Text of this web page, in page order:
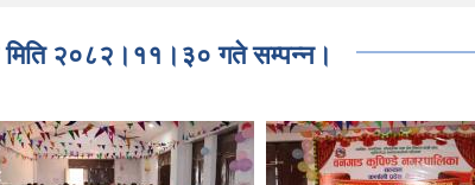
मिति २०८२।११।३० गते सम्पन्न।